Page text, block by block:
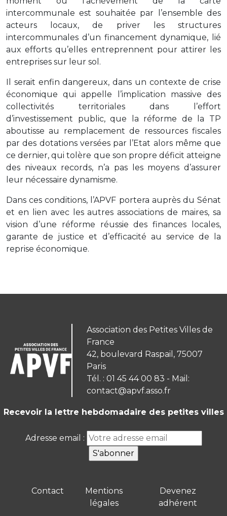
intercommunale est souhaitée par l’ensemble des
acteurs locaux, de priver les structures
intercommunales d’un financement dynamique, lié
aux efforts qu’elles entreprennent pour attirer les
entreprises sur leur sol.
Il serait enfin dangereux, dans un contexte de crise
économique qui appelle l’implication massive des
collectivités territoriales dans l’effort
d’investissement public, que la réforme de la TP
aboutisse au remplacement de ressources fiscales
par des dotations versées par l’Etat alors même que
ce dernier, qui tolère que son propre déficit atteigne
des niveaux records, n’a pas les moyens d’assurer
leur nécessaire dynamisme.
Dans ces conditions, l’APVF portera auprès du Sénat
et en lien avec les autres associations de maires, sa
vision d’une réforme réussie des finances locales,
garante de justice et d’efficacité au service de la
reprise économique.
Association des Petites Villes de
France
42, boulevard Raspail, 75007
Paris
Tél. : 01 45 44 00 83 - Mail:
contact@apvf.asso.fr
Recevoir la lettre hebdomadaire des petites villes
Adresse email :
Contact
Mentions
légales
Devenez
adhérent